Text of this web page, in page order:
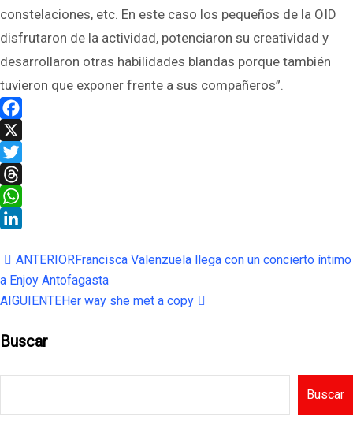
constelaciones, etc. En este caso los pequeños de la OID
disfrutaron de la actividad, potenciaron su creatividad y
desarrollaron otras habilidades blandas porque también
tuvieron que exponer frente a sus compañeros”.
Facebook
X
Twitter
Threads
WhatsApp
ANTERIORFrancisca Valenzuela llega con un concierto íntimo
a Enjoy Antofagasta
AIGUIENTEHer way she met a copy
Buscar
Buscar